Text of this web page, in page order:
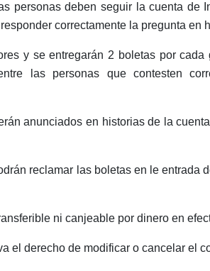
personas deben seguir la cuenta de
correctamente la pregunta en
y se entregarán 2 boletas por
las personas que contesten
anunciados en historias de la
reclamar las boletas en le entrada
ni canjeable por dinero en
el derecho de modificar o cancelar el